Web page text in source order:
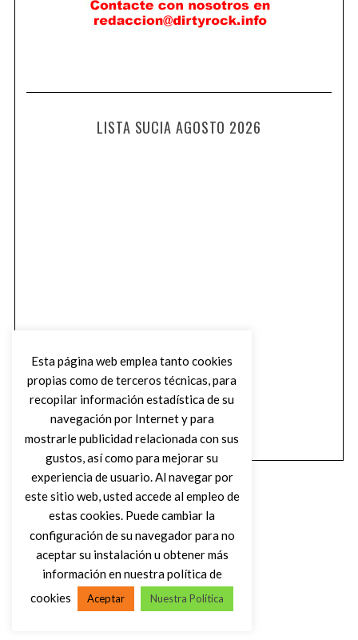
LISTA SUCIA AGOSTO 2026
VOLVER AL INICIO
Esta página web emplea tanto cookies
propias como de terceros técnicas, para
recopilar información estadística de su
navegación por Internet y para
mostrarle publicidad relacionada con sus
gustos, así como para mejorar su
experiencia de usuario. Al navegar por
este sitio web, usted accede al empleo de
estas cookies. Puede cambiar la
configuración de su navegador para no
aceptar su instalación u obtener más
información en nuestra política de
cookies
Aceptar Nuestra Política